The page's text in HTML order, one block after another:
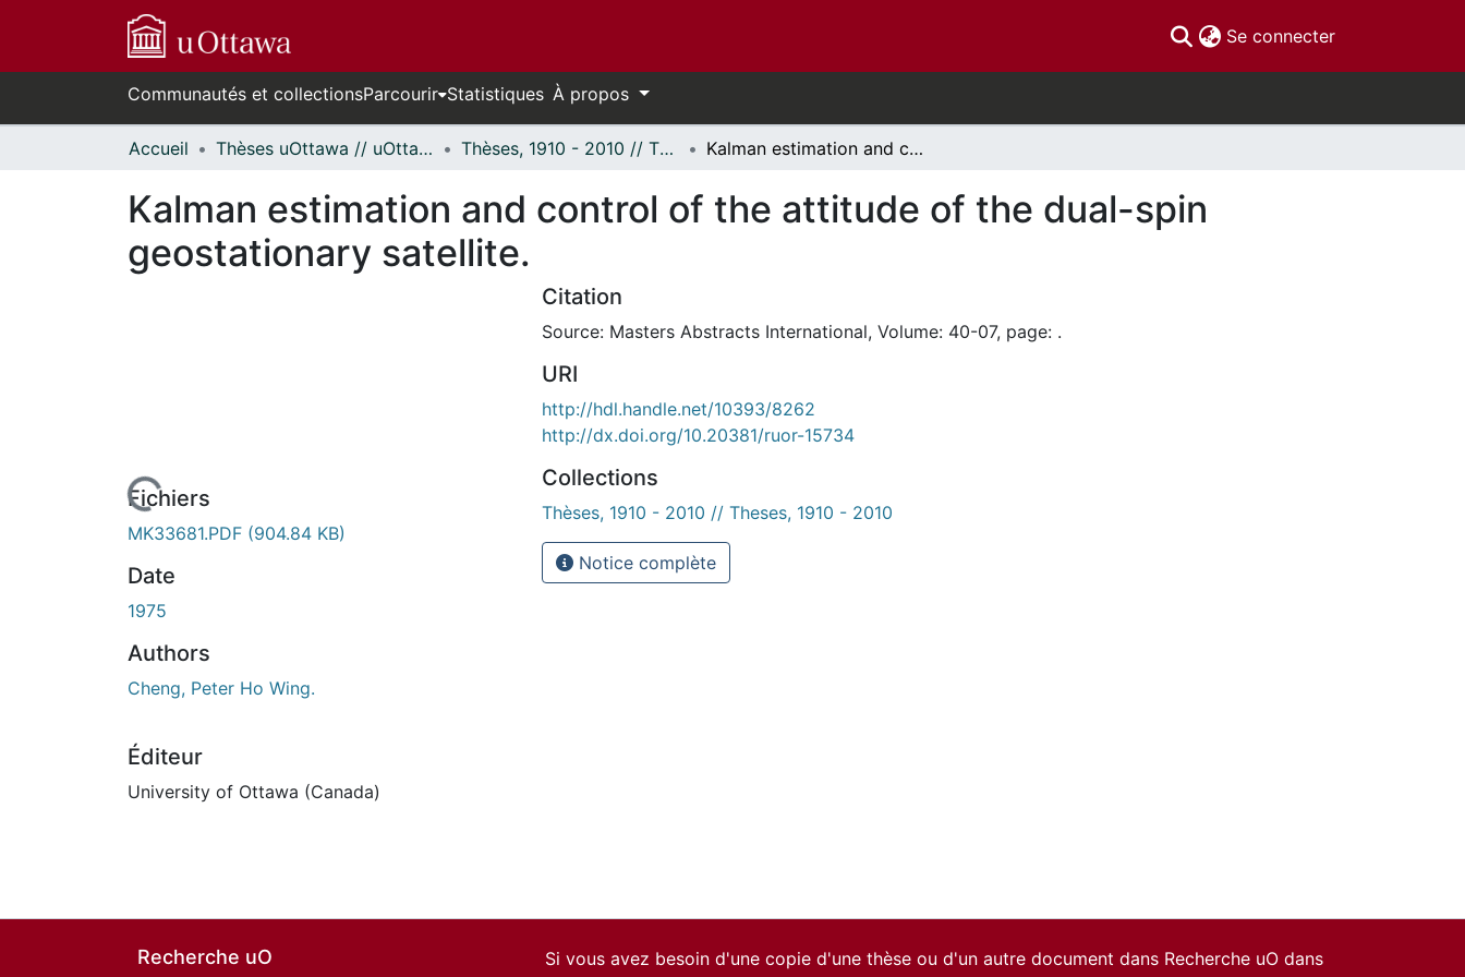
Se connecter(current)
Communautés et collectionsParcourir Statistiques À propos
Accueil Thèses uOttawa // uOttawa Theses Thèses, 1910 - 2010 // Theses, 1910 - 2010 Kalman estimation and control of the attitude of the dual-spin geostationary satellite.
Kalman estimation and control of the attitude of the dual-spin
geostationary satellite.
En cours de chargement...
Fichiers
MK33681.PDF (904.84 KB)
Date
1975
Authors
Cheng, Peter Ho Wing.
Éditeur
University of Ottawa (Canada)
Citation
Source: Masters Abstracts International, Volume: 40-07, page: .
URI
http://hdl.handle.net/10393/8262
http://dx.doi.org/10.20381/ruor-15734
Collections
Thèses, 1910 - 2010 // Theses, 1910 - 2010
Notice complète
Recherche uO
Si vous avez besoin d'une copie d'une thèse ou d'un autre document dans Recherche uO dans